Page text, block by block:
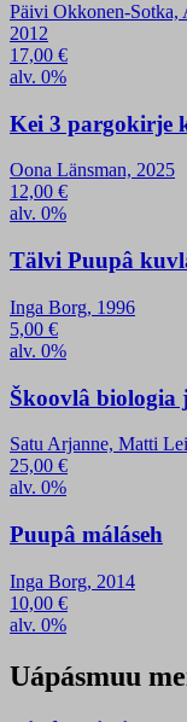
Päivi Okkonen-Sotka,
2012
17,00 €
alv. 0%
Kei 3 pargokirje
Oona Länsman, 2025
12,00 €
alv. 0%
Tälvi Puupâ
Inga Borg, 1996
5,00 €
alv. 0%
Škoovlâ biologia
Satu Arjanne, Matti
25,00 €
alv. 0%
Puupâ máláseh
Inga Borg, 2014
10,00 €
alv. 0%
Uápásmuu